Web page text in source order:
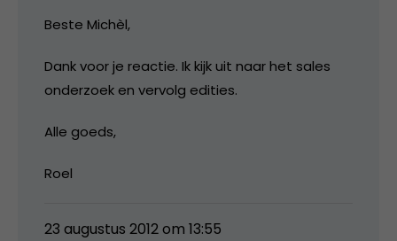
Beste Michèl,
Dank voor je reactie. Ik kijk uit naar het sales
onderzoek en vervolg edities.
Alle goeds,
Roel
23 augustus 2012 om 13:55